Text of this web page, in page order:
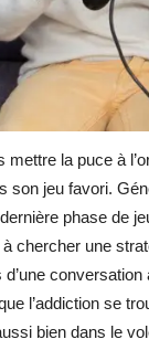
la puce à
son jeu favori.
phase de
chercher une
l’addiction se
bien dans le